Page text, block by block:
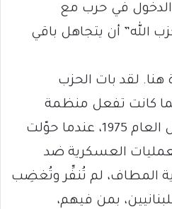
الدخول في حرب مع
الله” أن يتجاهل باقي
هنا. لقد بات الحزب
كانت تفعل منظمة
التحرير الفلسطينية قبل العام 1975، عندما حوّلت
العسكرية ضد
المطاف، لم تُنفِّر وتُغضِب
بمن فيهم،